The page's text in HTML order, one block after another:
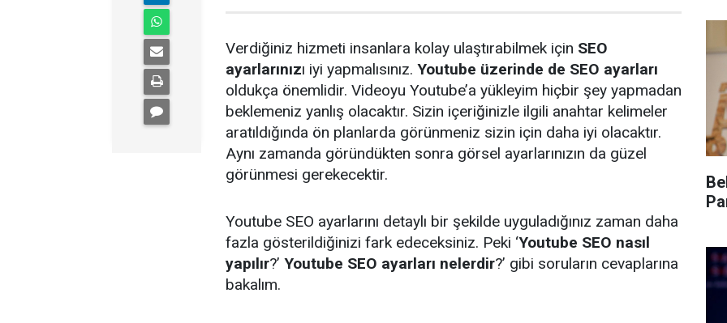
Verdiğiniz hizmeti insanlara kolay ulaştırabilmek için SEO
ayarlarınızı iyi yapmalısınız. Youtube üzerinde de SEO ayarları
oldukça önemlidir. Videoyu Youtube’a yükleyim hiçbir şey yapmadan
beklemeniz yanlış olacaktır. Sizin içeriğinizle ilgili anahtar kelimeler
aratıldığında ön planlarda görünmeniz sizin için daha iyi olacaktır.
Aynı zamanda göründükten sonra görsel ayarlarınızın da güzel
görünmesi gerekecektir.
Youtube SEO ayarlarını detaylı bir şekilde uyguladığınız zaman daha
fazla gösterildiğinizi fark edeceksiniz. Peki ‘Youtube SEO nasıl
yapılır?’ Youtube SEO ayarları nelerdir?’ gibi soruların cevaplarına
bakalım.